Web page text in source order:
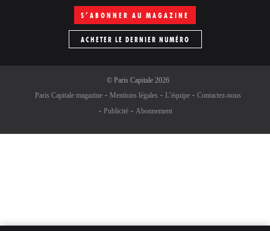
S’ABONNER AU MAGAZINE
ACHETER LE DERNIER NUMÉRO
© Paris Capitale2026
Paris Capitale magazine
Mentions légales L’équipe
Contactez-nous
Publicité
Abonnement